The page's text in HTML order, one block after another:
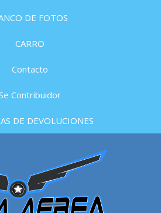
DE FOTOS
CARRO
Contacto
Contribuidor
DE DEVOLUCIONES